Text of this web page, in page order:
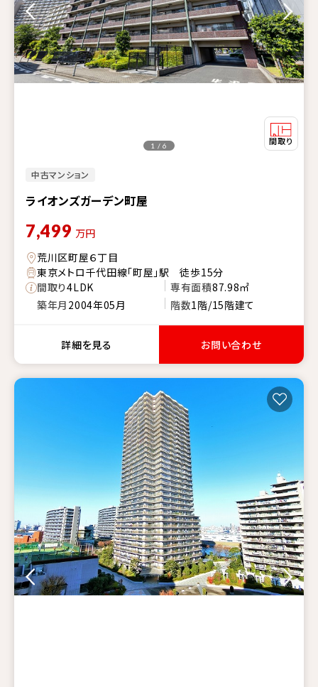
中古マンション
ライオンズガーデン町屋
1 / 6
7,499 万円
荒川区町屋６丁目
東京メトロ千代田線「町屋」駅 徒歩15分
間取り4LDK 専有面積87.98㎡
築年月 2004年05月 階数1階/15階建て
詳細を見る お問い合わせ